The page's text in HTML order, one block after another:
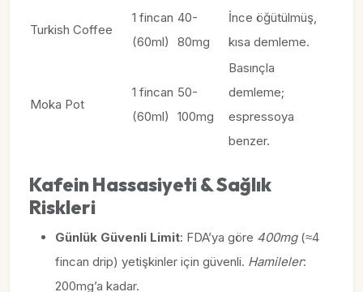
Turkish Coffee
1 fincan
(60ml)
40-
80mg
İnce öğütülmüş,
kısa demleme.
Moka Pot
1 fincan
(60ml)
50-
100mg
Basınçla
demleme;
espressoya
benzer.
Kafein Hassasiyeti & Sağlık
Riskleri
Günlük Güvenli Limit: FDA’ya göre 400mg(≈4
fincan drip) yetişkinler için güvenli. Hamileler:
200mg’a kadar.